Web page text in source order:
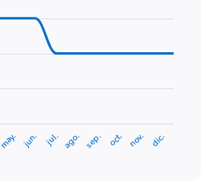
may. jun. jul. ago. sep. oct. nov. dic.